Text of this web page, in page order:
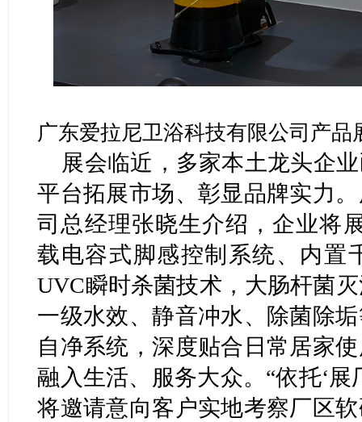
广东爱拉尼卫浴科技有限公司产品
展会临近，多家本土龙头企
平台拓展市场、彰显品牌实力
司总经理张晓生介绍，企业将
载电容式脚感控制系统、内置
UVC瞬时杀菌技术，大肠杆菌
一级水效、静音冲水、除菌除
自净系统，深度贴合日常居家
融入生活、服务大众。“依托‘
将邀请意向客户实地考察厂区